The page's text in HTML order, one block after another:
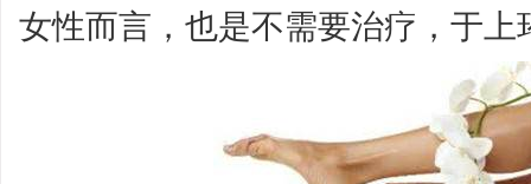
女性而言，也是不需要治疗，于